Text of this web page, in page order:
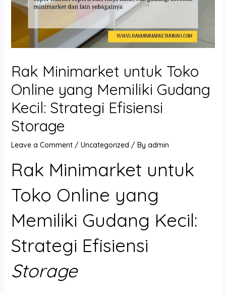
Rak Minimarket untuk Toko
Online yang Memiliki Gudang
Kecil: Strategi Efisiensi
Storage
Leave a Comment / Uncategorized / By admin
Rak Minimarket untuk
Toko Online yang
Memiliki Gudang Kecil:
Strategi Efisiensi
Storage